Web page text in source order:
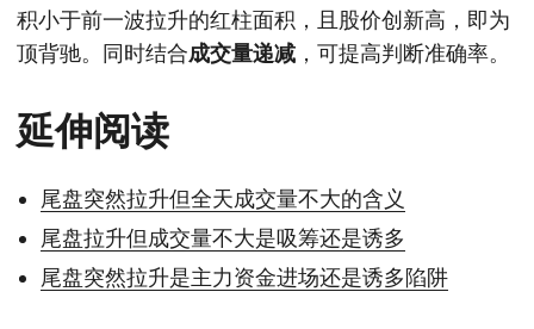
积小于前一波拉升的红柱面积，且股价创新高，即为
顶背驰。同时结合成交量递减 ，可提高判断准确率。
延伸阅读
尾盘突然拉升但全天成交量不大的含义
尾盘拉升但成交量不大是吸筹还是诱多
尾盘突然拉升是主力资金进场还是诱多陷阱